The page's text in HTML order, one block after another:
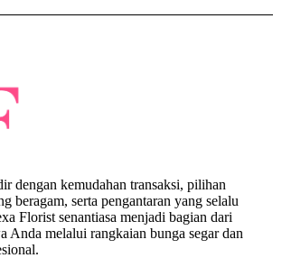
dengan kemudahan transaksi, pilihan
beragam, serta pengantaran yang selalu
Florist senantiasa menjadi bagian dari
Anda melalui rangkaian bunga segar dan